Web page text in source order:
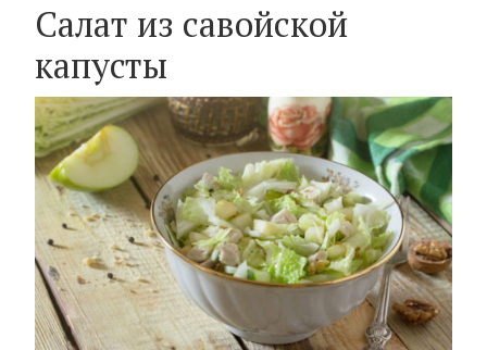
Салат из савойской
капусты